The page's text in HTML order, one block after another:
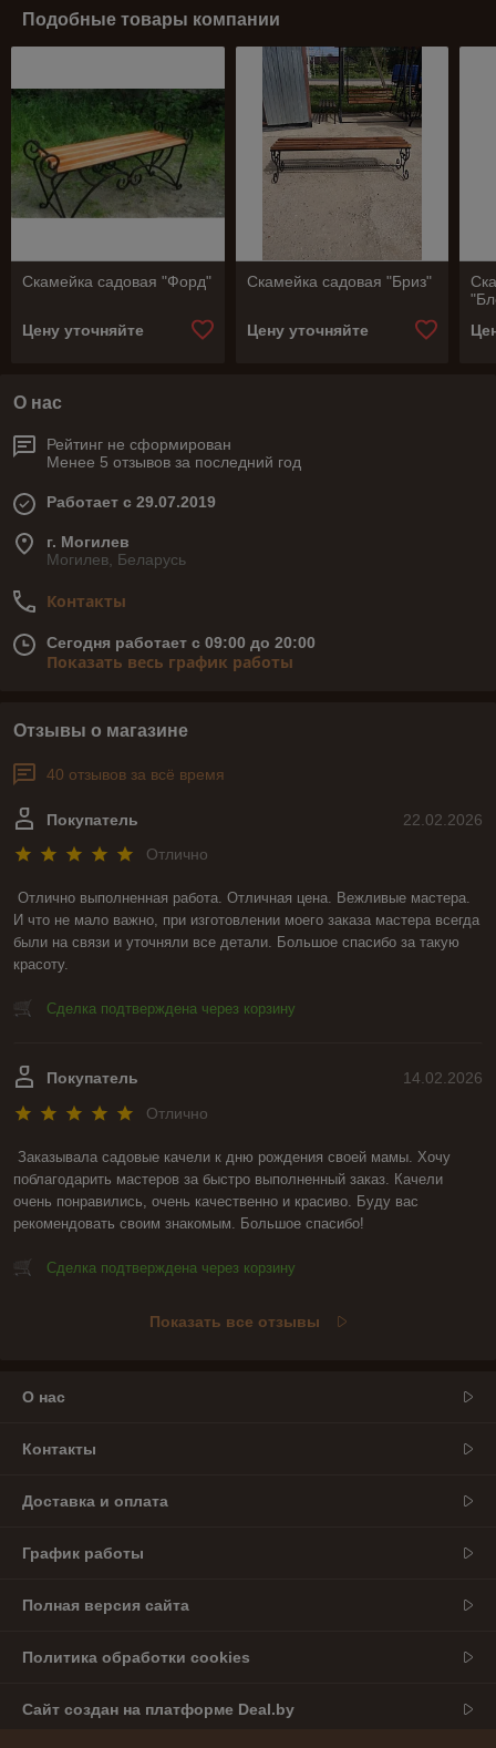
Подобные товары компании
Скамейка садовая "Форд"
Цену уточняйте
Скамейка садовая "Бриз"
Цену уточняйте
О нас
Рейтинг не сформирован
Менее 5 отзывов за последний год
Работает с 29.07.2019
г. Могилев
Могилев, Беларусь
Контакты
Сегодня работает с 09:00 до 20:00
Показать весь график работы
Отзывы о магазине
40 отзывов за всё время
22.02.2026
Покупатель
Отлично
Отлично выполненная работа. Отличная цена. Вежливые мастера.
И что не мало важно, при изготовлении моего заказа мастера всегда
были на связи и уточняли все детали. Большое спасибо за такую
красоту.
Сделка подтверждена через корзину
14.02.2026
Покупатель
Отлично
Заказывала садовые качели к дню рождения своей мамы. Хочу
поблагодарить мастеров за быстро выполненный заказ. Качели
очень понравились, очень качественно и красиво. Буду вас
рекомендовать своим знакомым. Большое спасибо!
Сделка подтверждена через корзину
Показать все отзывы
О нас
Контакты
Доставка и оплата
График работы
Полная версия сайта
Политика обработки cookies
Сайт создан на платформе Deal.by